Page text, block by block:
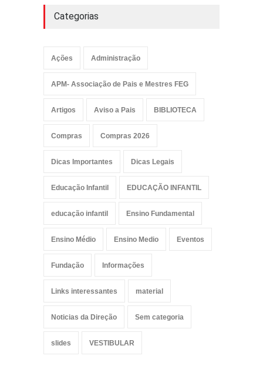
Categorias
Ações Administração
APM- Associação de Pais e Mestres FEG
Artigos Aviso a Pais BIBLIOTECA
Compras Compras 2026
Dicas Importantes Dicas Legais
Educação Infantil EDUCAÇÃO INFANTIL
educação infantil Ensino Fundamental
Ensino Médio Ensino Medio Eventos
Fundação Informações
Links interessantes material
Noticias da Direção Sem categoria
slides VESTIBULAR